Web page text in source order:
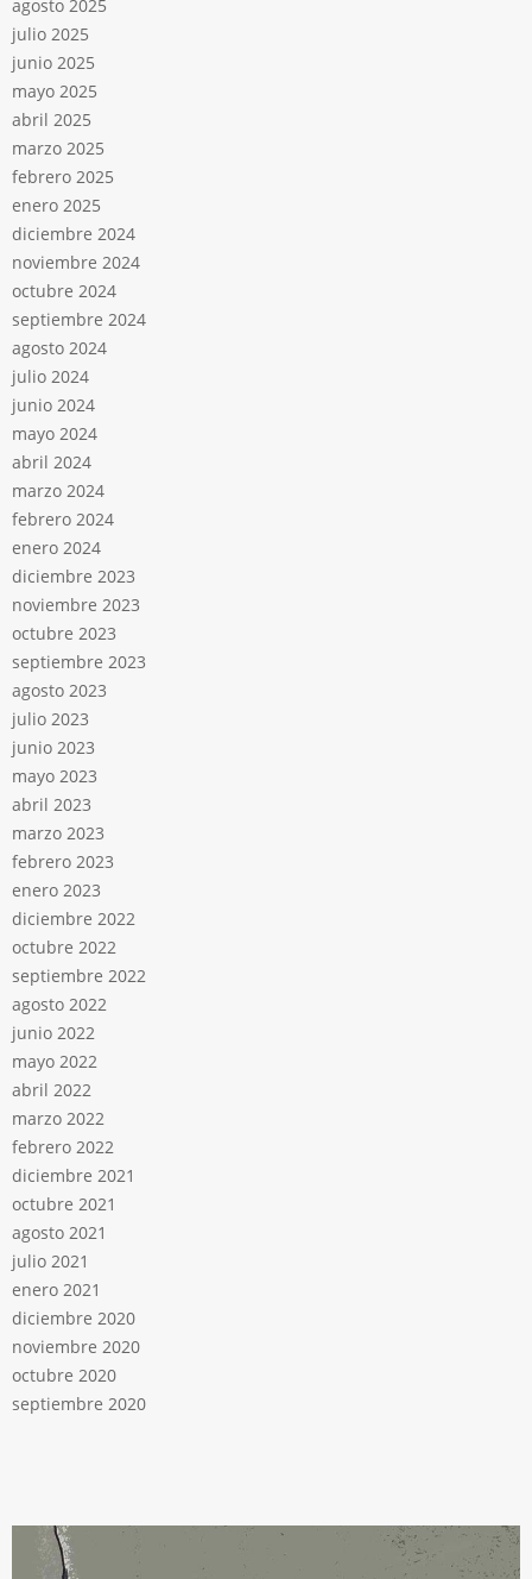
agosto 2025
julio 2025
junio 2025
mayo 2025
abril 2025
marzo 2025
febrero 2025
enero 2025
diciembre 2024
noviembre 2024
octubre 2024
septiembre 2024
agosto 2024
julio 2024
junio 2024
mayo 2024
abril 2024
marzo 2024
febrero 2024
enero 2024
diciembre 2023
noviembre 2023
octubre 2023
septiembre 2023
agosto 2023
julio 2023
junio 2023
mayo 2023
abril 2023
marzo 2023
febrero 2023
enero 2023
diciembre 2022
octubre 2022
septiembre 2022
agosto 2022
junio 2022
mayo 2022
abril 2022
marzo 2022
febrero 2022
diciembre 2021
octubre 2021
agosto 2021
julio 2021
enero 2021
diciembre 2020
noviembre 2020
octubre 2020
septiembre 2020